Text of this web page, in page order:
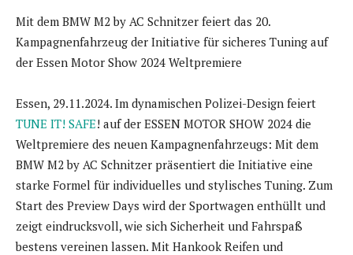
Mit dem BMW M2 by AC Schnitzer feiert das 20.
Kampagnenfahrzeug der Initiative für sicheres Tuning auf
der Essen Motor Show 2024 Weltpremiere
Essen, 29.11.2024. Im dynamischen Polizei-Design feiert
TUNE IT! SAFE! auf der ESSEN MOTOR SHOW 2024 die
Weltpremiere des neuen Kampagnenfahrzeugs: Mit dem
BMW M2 by AC Schnitzer präsentiert die Initiative eine
starke Formel für individuelles und stylisches Tuning. Zum
Start des Preview Days wird der Sportwagen enthüllt und
zeigt eindrucksvoll, wie sich Sicherheit und Fahrspaß
bestens vereinen lassen. Mit Hankook Reifen und